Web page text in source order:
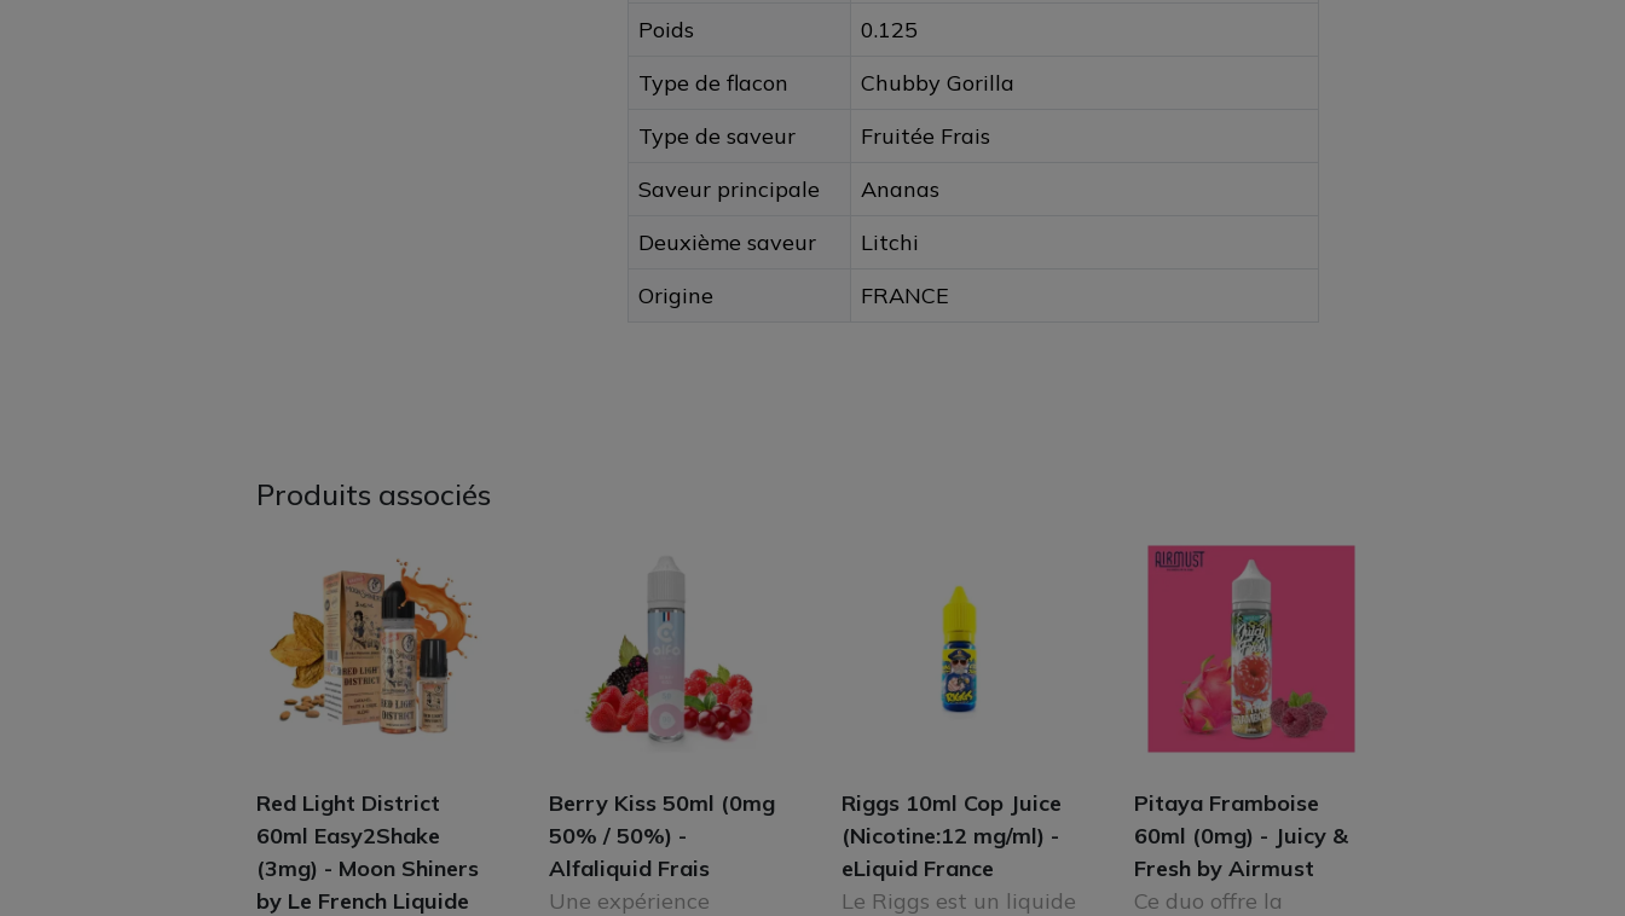
Poids
0.125
Type de flacon
Chubby Gorilla
Type de saveur
Fruitée Frais
Saveur principale
Ananas
Deuxième saveur
Litchi
Origine
FRANCE
Produits associés
Red Light District
60ml Easy2Shake
(3mg) - Moon Shiners
by Le French Liquide
Berry Kiss 50ml (0mg
50% / 50%) -
Alfaliquid Frais
Une expérience
Riggs 10ml Cop Juice
(Nicotine:12 mg/ml) -
eLiquid France
Le Riggs est un liquide
Pitaya Framboise
60ml (0mg) - Juicy &
Fresh by Airmust
Ce duo offre la